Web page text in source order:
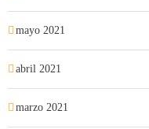
mayo 2021
abril 2021
marzo 2021